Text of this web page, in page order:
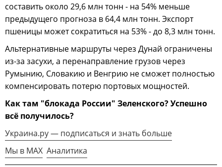
составить около 29,6 млн тонн - на 54% меньше
предыдущего прогноза в 64,4 млн тонн. Экспорт
пшеницы может сократиться на 53% - до 8,3 млн тонн.
Альтернативные маршруты через Дунай ограничены
из-за засухи, а перенаправление грузов через
Румынию, Словакию и Венгрию не сможет полностью
компенсировать потерю портовых мощностей.
Как там "блокада России" Зеленского? Успешно
всё получилось?
Украина.ру — подписаться и знать больше
Мы в MAX Аналитика